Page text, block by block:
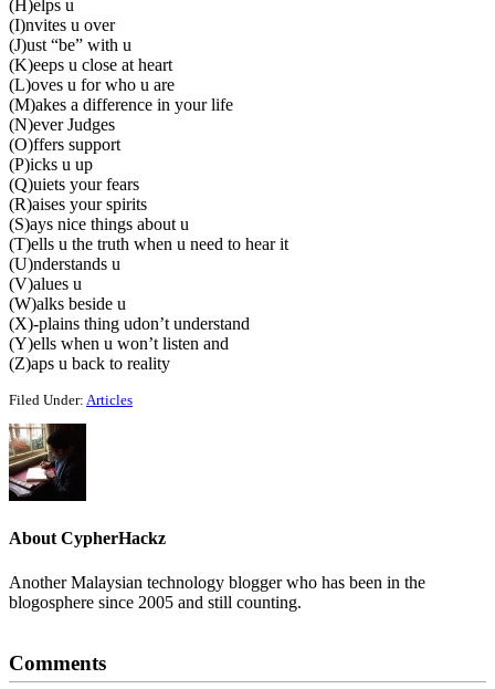
(H)elps u
(I)nvites u over
(J)ust “be” with u
(K)eeps u close at heart
(L)oves u for who u are
(M)akes a difference in your life
(N)ever Judges
(O)ffers support
(P)icks u up
(Q)uiets your fears
(R)aises your spirits
(S)ays nice things about u
(T)ells u the truth when u need to hear it
(U)nderstands u
(V)alues u
(W)alks beside u
(X)-plains thing udon’t understand
(Y)ells when u won’t listen and
(Z)aps u back to reality
Filed Under: Articles
AboutCypherHackz
Another Malaysian technology blogger who has been in the
blogosphere since 2005 and still counting.
Interactions
Comments